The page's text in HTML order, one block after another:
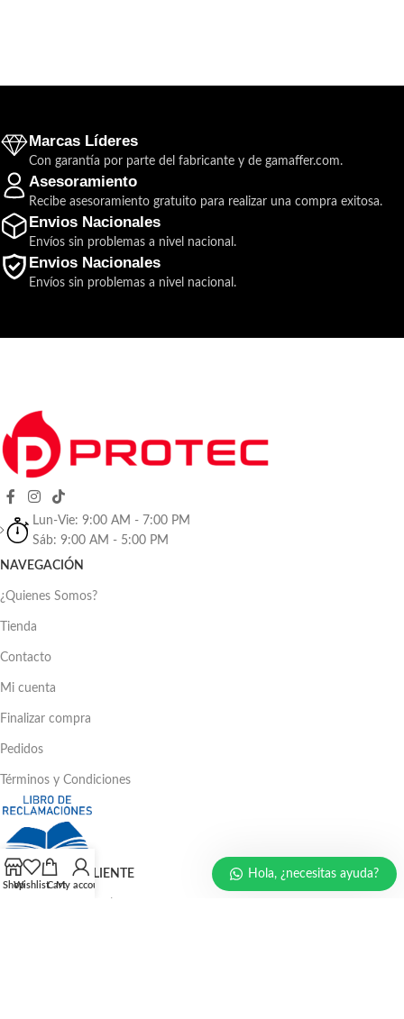
Marcas Líderes
Con garantía por parte del fabricante y de gamaffer.com.
Asesoramiento
Recibe asesoramiento gratuito para realizar una compra exitosa.
Envios Nacionales
Envíos sin problemas a nivel nacional.
Envios Nacionales
Envíos sin problemas a nivel nacional.
Lun-Vie: 9:00 AM - 7:00 PM
Sáb: 9:00 AM - 5:00 PM
NAVEGACIÓN
¿Quienes Somos?
Tienda
Contacto
Mi cuenta
Finalizar compra
Pedidos
Términos y Condiciones
ATENCIÓN AL CLIENTE
ShopWishlistCartMy account
Hola, ¿necesitas ayuda?